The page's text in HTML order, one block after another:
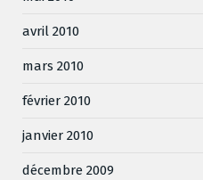
avril 2010
mars 2010
février 2010
janvier 2010
décembre 2009